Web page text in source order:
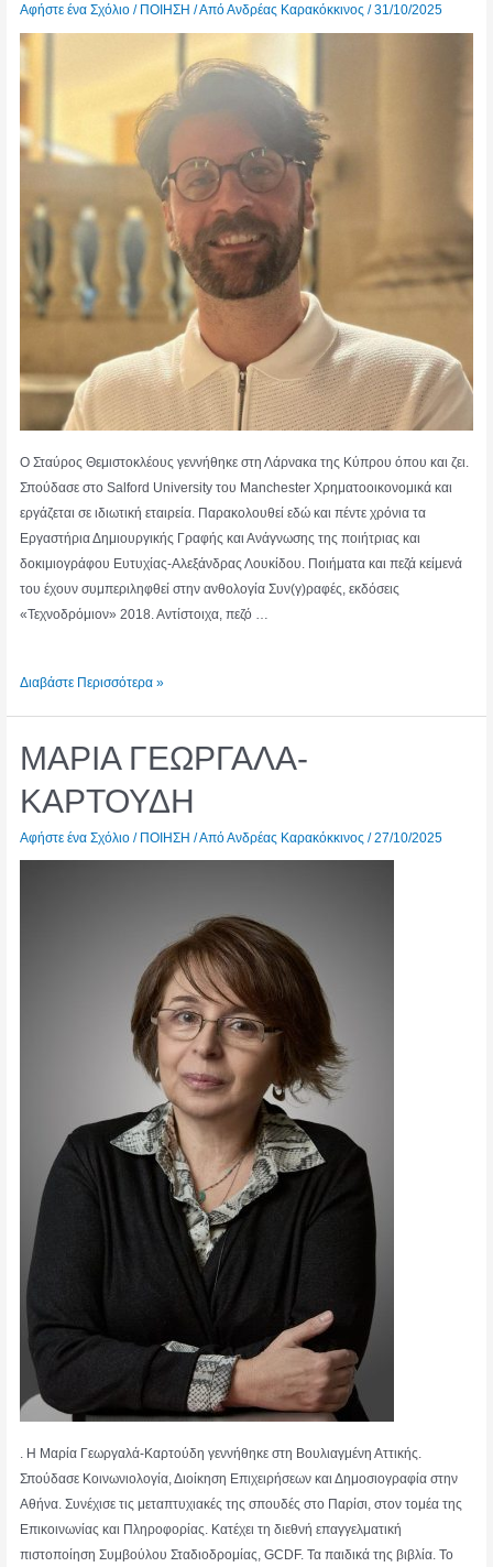
Αφήστε ένα Σχόλιο / ΠΟΙΗΣΗ / ΑπόΑνδρέας Καρακόκκινος /31/10/2025
Ο Σταύρος Θεμιστοκλέους γεννήθηκε στη Λάρνακα της Κύπρου όπου και ζει.
Σπούδασε στο Salford University του Manchester Χρηματοοικονομικά και
εργάζεται σε ιδιωτική εταιρεία. Παρακολουθεί εδώ και πέντε χρόνια τα
Εργαστήρια Δημιουργικής Γραφής και Ανάγνωσης της ποιήτριας και
δοκιμιογράφου Ευτυχίας-Αλεξάνδρας Λουκίδου. Ποιήματα και πεζά κείμενά
του έχουν συμπεριληφθεί στην ανθολογία Συν(γ)ραφές, εκδόσεις
«Τεχνοδρόμιον» 2018. Αντίστοιχα, πεζό …
ΣΤΑΥΡΟΣ
Διαβάστε Περισσότερα »
ΜΑΡΙΑ ΓΕΩΡΓΑΛΑ-
ΚΑΡΤΟΥΔΗ
Αφήστε ένα Σχόλιο / ΠΟΙΗΣΗ / ΑπόΑνδρέας Καρακόκκινος /27/10/2025
. Η Μαρία Γεωργαλά-Καρτούδη γεννήθηκε στη Βουλιαγμένη Αττικής.
Σπούδασε Κοινωνιολογία, Διοίκηση Επιχειρήσεων και Δημοσιογραφία στην
Αθήνα. Συνέχισε τις μεταπτυχιακές της σπουδές στο Παρίσι, στον τομέα της
Επικοινωνίας και Πληροφορίας. Κατέχει τη διεθνή επαγγελματική
πιστοποίηση Συμβούλου Σταδιοδρομίας, GCDF. Τα παιδικά της βιβλία. Το